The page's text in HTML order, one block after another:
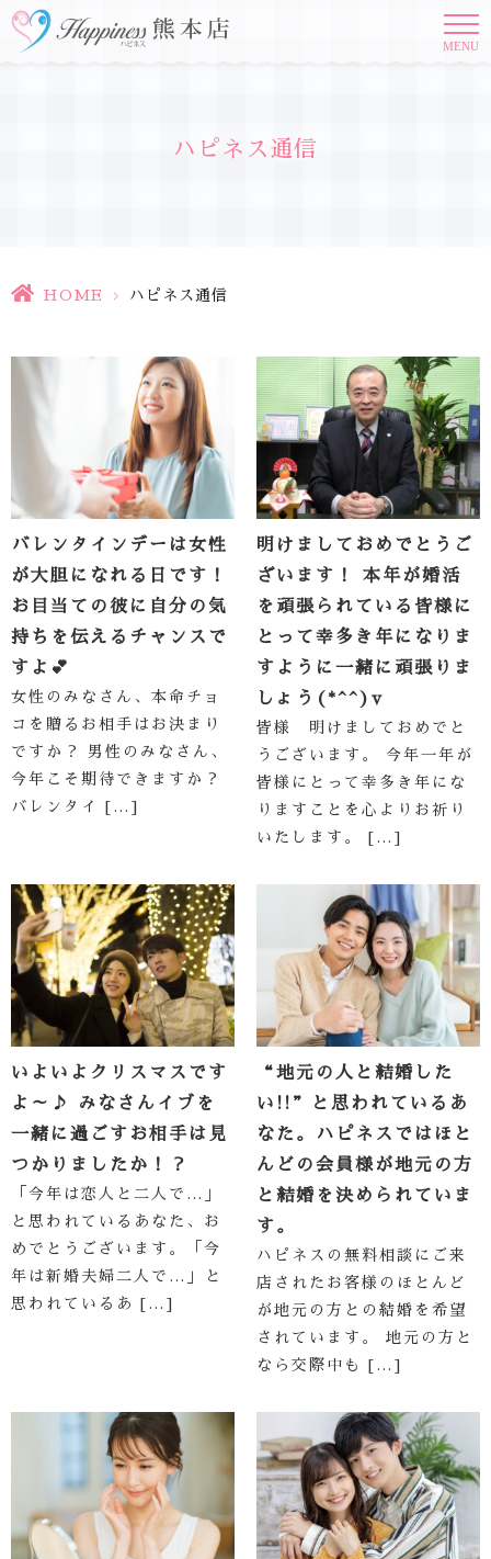
MENU
ハピネス通信
HOME > ハピネス通信
バレンタインデーは女性
が大胆になれる日です！
お目当ての彼に自分の気
持ちを伝えるチャンスで
すよ💕
女性のみなさん、本命チョ
コを贈るお相手はお決まり
ですか？ 男性のみなさん、
今年こそ期待できますか？
バレンタイ […]
明けましておめでとうご
ざいます！ 本年が婚活
を頑張られている皆様に
とって幸多き年になりま
すように一緒に頑張りま
しょう(*^^)v
皆様 明けましておめでと
うございます。 今年一年が
皆様にとって幸多き年にな
りますことを心よりお祈り
いたします。 […]
いよいよクリスマスです
よ～♪ みなさんイブを
一緒に過ごすお相手は見
つかりましたか！？
「今年は恋人と二人で…」
と思われているあなた、お
めでとうございます。「今
年は新婚夫婦二人で…」と
思われているあ […]
“地元の人と結婚した
い!!”と思われているあ
なた。ハピネスではほと
んどの会員様が地元の方
と結婚を決められていま
す。
ハピネスの無料相談にご来
店されたお客様のほとんど
が地元の方との結婚を希望
されています。 地元の方と
なら交際中も […]